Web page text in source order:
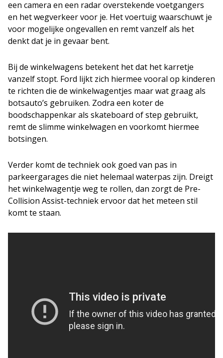
een camera en een radar overstekende voetgangers
en het wegverkeer voor je. Het voertuig waarschuwt je
voor mogelijke ongevallen en remt vanzelf als het
denkt dat je in gevaar bent.
Bij de winkelwagens betekent het dat het karretje
vanzelf stopt. Ford lijkt zich hiermee vooral op kinderen
te richten die de winkelwagentjes maar wat graag als
botsauto’s gebruiken. Zodra een koter de
boodschappenkar als skateboard of step gebruikt,
remt de slimme winkelwagen en voorkomt hiermee
botsingen.
Verder komt de techniek ook goed van pas in
parkeergarages die niet helemaal waterpas zijn. Dreigt
het winkelwagentje weg te rollen, dan zorgt de Pre-
Collision Assist-techniek ervoor dat het meteen stil
komt te staan.